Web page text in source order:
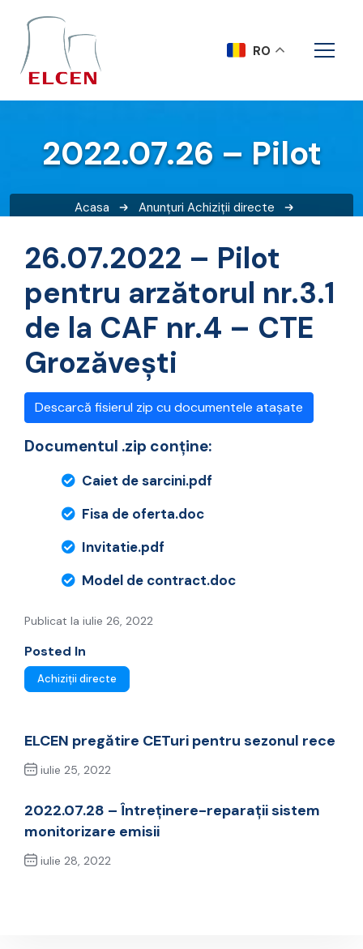
2022.07.26 – Pilot
Acasa Anunțuri Achiziții directe
26.07.2022 – Pilot
pentru arzătorul nr.3.1
de la CAF nr.4 – CTE
Grozăvești
Descarcă fisierul zip cu documentele atașate
Documentul .zip conține:
Caiet de sarcini.pdf
Fisa de oferta.doc
Invitatie.pdf
Model de contract.doc
Publicat la iulie 26, 2022
Posted In
Achiziții directe
ELCEN pregătire CETuri pentru sezonul rece
iulie 25, 2022
2022.07.28 – Întreținere-reparații sistem
monitorizare emisii
iulie 28, 2022
RO